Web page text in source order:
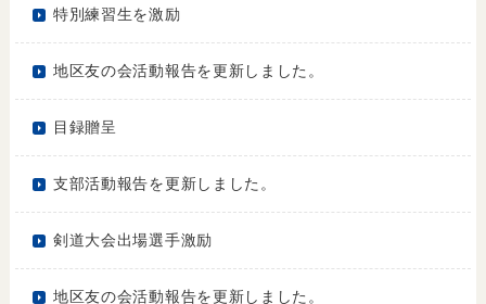
特別練習生を激励
地区友の会活動報告を更新しました。
目録贈呈
支部活動報告を更新しました。
剣道大会出場選手激励
地区友の会活動報告を更新しました。